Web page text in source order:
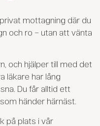
mottagning där du
och ro – utan att vänta
och hjälper till med det
läkare har lång
Du får alltid ett
händer härnäst.
på plats i vår